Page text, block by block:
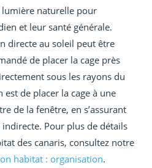
lumière naturelle pour
et leur santé générale.
directe au soleil peut être
de placer la cage près
sous les rayons du
de placer la cage à une
de la fenêtre, en s’assurant
Pour plus de détails
des canaris, consultez notre
habitat : organisation.